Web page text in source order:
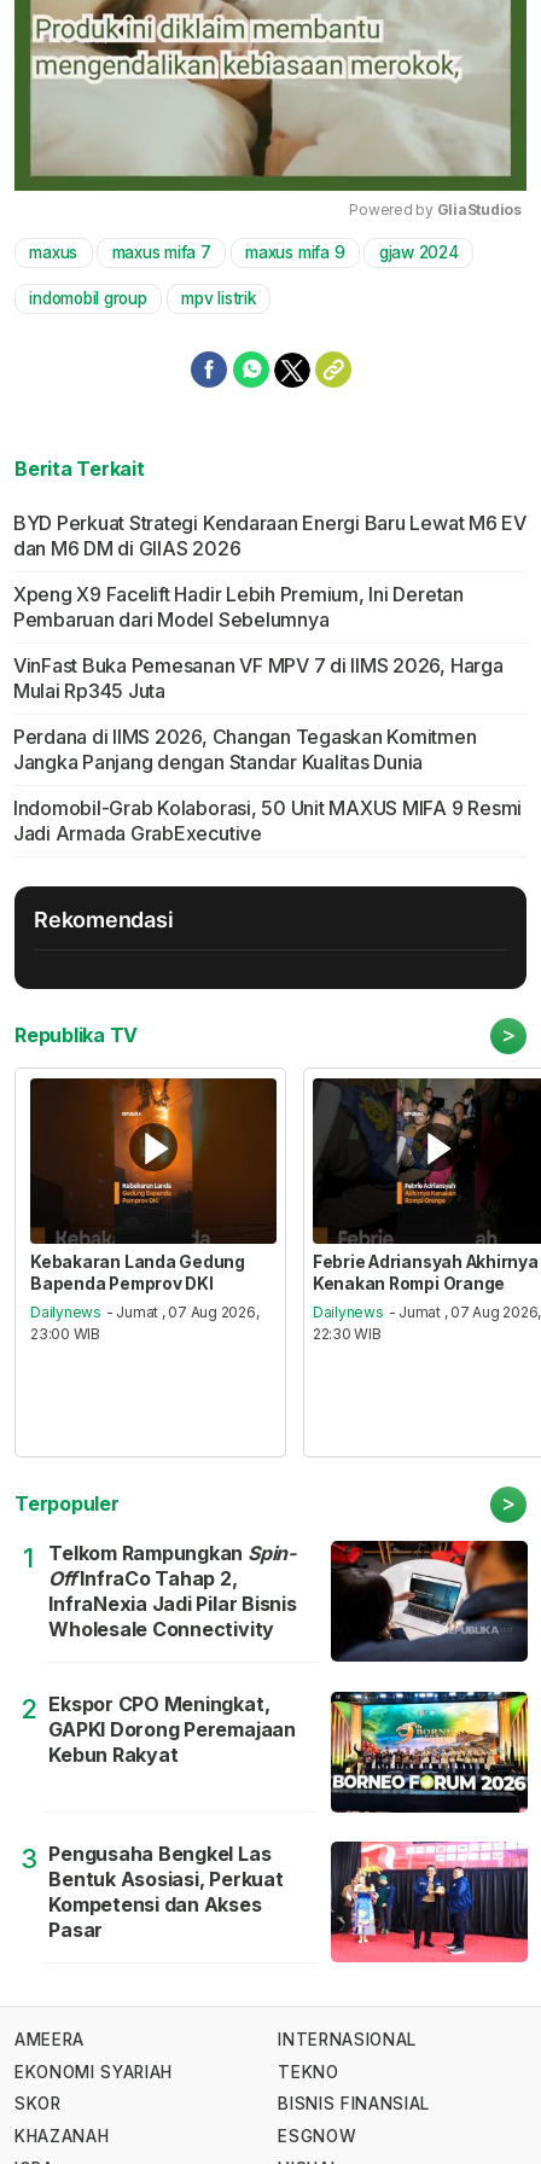
Mute
Powered by GliaStudios
maxus maxus mifa 7 maxus mifa 9 gjaw 2024
indomobil group mpv listrik
Berita Terkait
BYD Perkuat Strategi Kendaraan Energi Baru Lewat M6 EV
dan M6 DM di GIIAS 2026
Xpeng X9 Facelift Hadir Lebih Premium, Ini Deretan
Pembaruan dari Model Sebelumnya
VinFast Buka Pemesanan VF MPV 7 di IIMS 2026, Harga
Mulai Rp345 Juta
Perdana di IIMS 2026, Changan Tegaskan Komitmen
Jangka Panjang dengan Standar Kualitas Dunia
Indomobil-Grab Kolaborasi, 50 Unit MAXUS MIFA 9 Resmi
Jadi Armada GrabExecutive
Rekomendasi
Republika TV >
Kebakaran Landa Gedung
Bapenda Pemprov DKI
Dailynews - Jumat , 07 Aug 2026,
23:00 WIB
Febrie Adriansyah Akhirnya
Kenakan Rompi Orange
Dailynews - Jumat , 07 Aug 2026,
22:30 WIB
Terpopuler >
1 Telkom Rampungkan Spin-
OffInfraCo Tahap 2,
InfraNexia Jadi Pilar Bisnis
Wholesale Connectivity
2 Ekspor CPO Meningkat,
GAPKI Dorong Peremajaan
Kebun Rakyat
3 Pengusaha Bengkel Las
Bentuk Asosiasi, Perkuat
Kompetensi dan Akses
Pasar
AMEERA
EKONOMI SYARIAH
SKOR
KHAZANAH
INTERNASIONAL
TEKNO
BISNIS FINANSIAL
ESGNOW